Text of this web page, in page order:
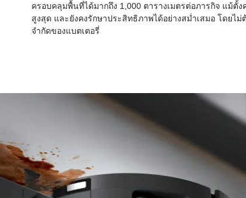
ครอบคลุมพื้นที่ได้มากถึง 1,000 ตารางเมตรต่อภารกิจ แม้ตั้ง
สูงสุด และยังคงรักษาประสิทธิภาพได้อย่างสม่ำเสมอ โดยไม่
จำกัดของแบตเตอรี่